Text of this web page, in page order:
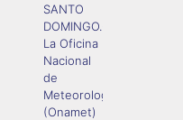
SANTO
DOMINGO.-
La Oficina
Nacional
de
Meteorología
(Onamet)